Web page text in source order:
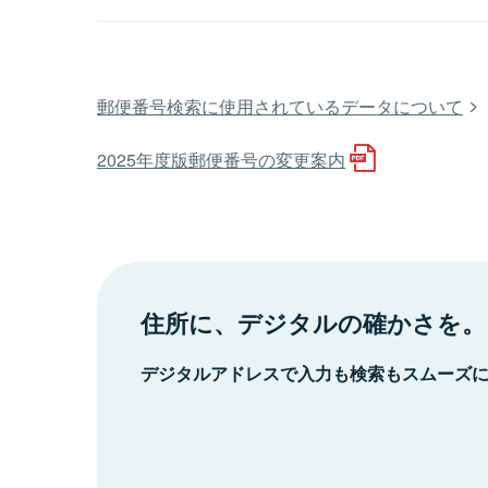
郵便番号検索に使用されているデータについて
2025年度版郵便番号の変更案内
住所に、デジタルの確かさを。
デジタルアドレスで入力も検索もスムーズ